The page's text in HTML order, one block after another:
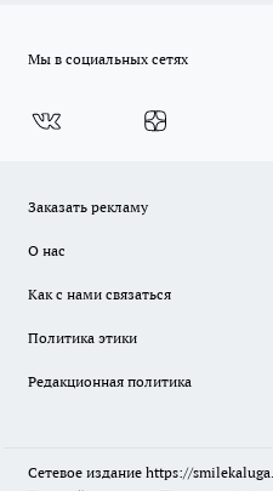
Мы в социальных сетях
Заказать рекламу
О нас
Как с нами связаться
Политика этики
Редакционная политика
Сетевое издание https://